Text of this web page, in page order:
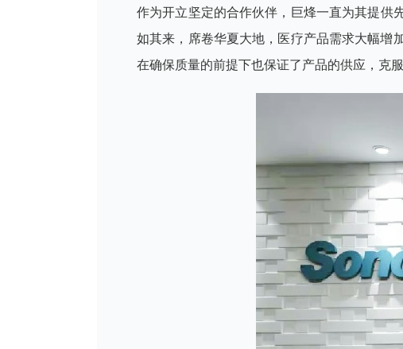
作为开立坚定的合作伙伴，巨烽一直为其提供
如其来，席卷华夏大地，医疗产品需求大幅增
在确保质量的前提下也保证了产品的供应，克